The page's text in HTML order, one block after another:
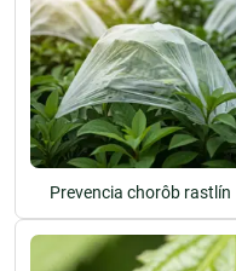
Prevencia chorôb rastlín